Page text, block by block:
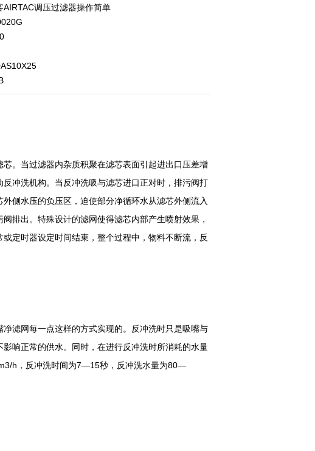
AIRTAC调压过滤器操作简单
。当过滤器内杂质积聚在滤芯表面引起进出口压差增
冲洗机构。当反冲洗吸与滤芯进口正对时，排污阀打
侧水压的负压区，迫使部分净循环水从滤芯外侧流入
排出。特殊设计的滤网使得滤芯内部产生喷射效果，
定时器设定时间结束，整个过程中，物料不断流，反
滤网每一点这样的方式实现的。反冲洗时只是吸嘴与
响正常的供水。同时，在进行反冲洗时所消耗的水量
h，反冲洗时间为7—15秒，反冲洗水量为80—